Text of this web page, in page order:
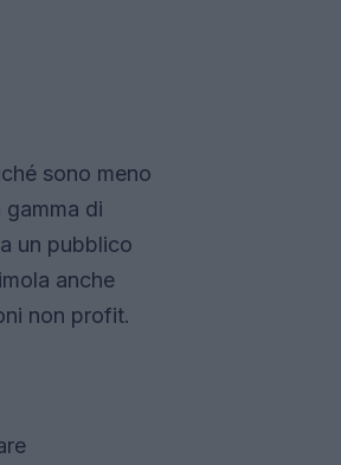
sono meno
gamma di
un pubblico
anche
non profit.